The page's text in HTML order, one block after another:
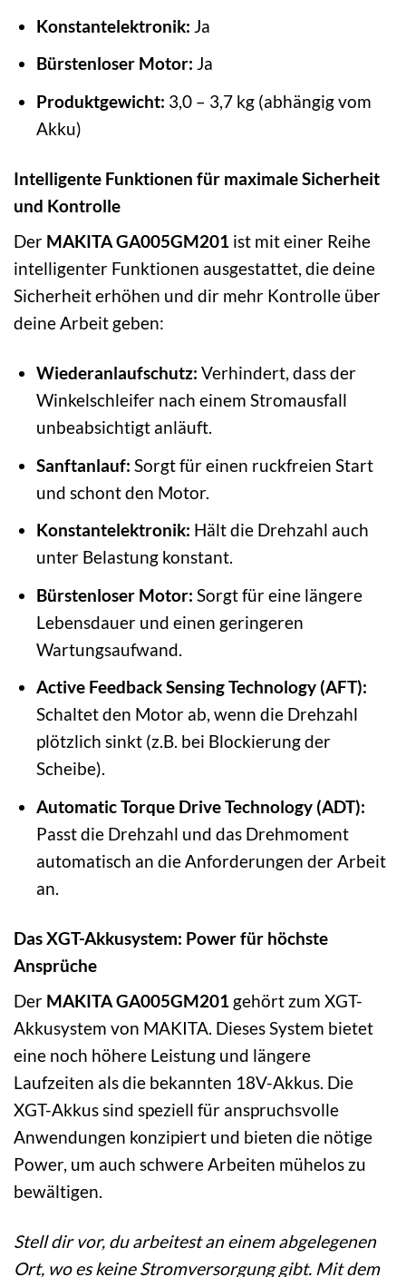
Konstantelektronik: Ja
Bürstenloser Motor: Ja
Produktgewicht: 3,0 – 3,7 kg (abhängig vom
Akku)
Intelligente Funktionen für maximale Sicherheit
und Kontrolle
Der MAKITA GA005GM201 ist mit einer Reihe
intelligenter Funktionen ausgestattet, die deine
Sicherheit erhöhen und dir mehr Kontrolle über
deine Arbeit geben:
Wiederanlaufschutz: Verhindert, dass der
Winkelschleifer nach einem Stromausfall
unbeabsichtigt anläuft.
Sanftanlauf: Sorgt für einen ruckfreien Start
und schont den Motor.
Konstantelektronik: Hält die Drehzahl auch
unter Belastung konstant.
Bürstenloser Motor: Sorgt für eine längere
Lebensdauer und einen geringeren
Wartungsaufwand.
Active Feedback Sensing Technology (AFT):
Schaltet den Motor ab, wenn die Drehzahl
plötzlich sinkt (z.B. bei Blockierung der
Scheibe).
Automatic Torque Drive Technology (ADT):
Passt die Drehzahl und das Drehmoment
automatisch an die Anforderungen der Arbeit
an.
Das XGT-Akkusystem: Power für höchste
Ansprüche
Der MAKITA GA005GM201 gehört zum XGT-
Akkusystem von MAKITA. Dieses System bietet
eine noch höhere Leistung und längere
Laufzeiten als die bekannten 18V-Akkus. Die
XGT-Akkus sind speziell für anspruchsvolle
Anwendungen konzipiert und bieten die nötige
Power, um auch schwere Arbeiten mühelos zu
bewältigen.
Stell dir vor, du arbeitest an einem abgelegenen
Ort, wo es keine Stromversorgung gibt. Mit dem